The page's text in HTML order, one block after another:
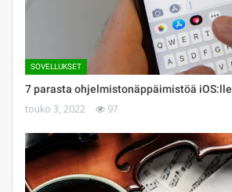
SOVELLUKSET
7 parasta ohjelmistonäppäimistöä iOS:lle
touko 3, 2022 97